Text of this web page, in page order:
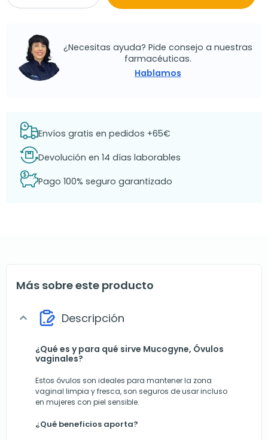
¿Necesitas ayuda? Pide consejo a nuestras
farmacéuticas.
Hablamos
Envíos gratis en pedidos +65€
Devolución en 14 días laborables
Pago 100% seguro garantizado
Más sobre este producto
expand_more Descripción
¿Qué es y para qué sirve Mucogyne, Óvulos
vaginales?
Estos óvulos son ideales para mantener la zona
vaginal limpia y fresca, son seguros de usar incluso
en mujeres con piel sensible.
¿Qué beneficios aporta?